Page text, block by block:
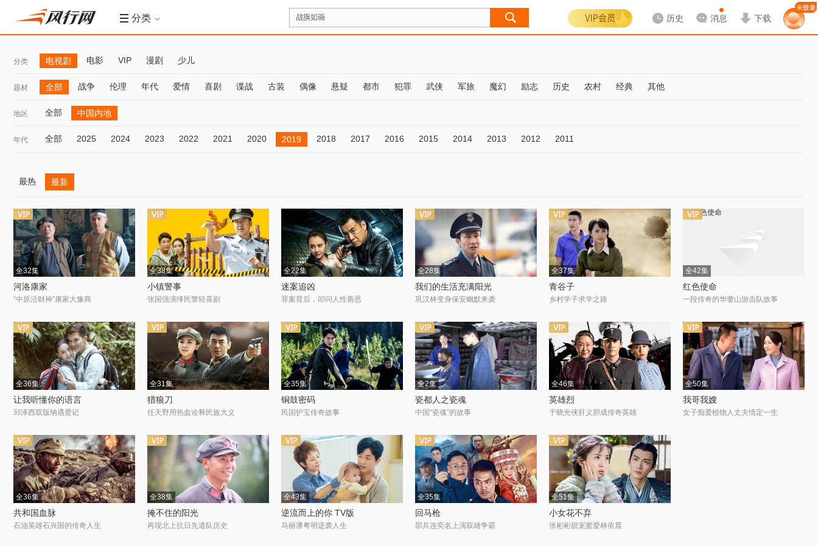
分类 历史 消息 下载
分类 电视剧 电影 VIP 漫剧 少儿
题材 全部 战争 伦理 年代 爱情 喜剧 谍战 古装 偶像 悬疑 都市 犯罪 武侠 军旅 魔幻 励志 历史 农村 经典 其他
地区 全部 中国内地
年代 全部 2025 2024 2023 2022 2021 2020 2019 2018 2017 2016 2015 2014 2013 2012 2011
最热 最新
全32集
河洛康家
“中原活财神”康家大豫商
全38集
小镇警事
张国强演绎民警轻喜剧
全22集
迷案追凶
罪案背后，叩问人性善恶
全28集
我们的生活充满阳光
巩汉林变身保安幽默来袭
全37集
青谷子
乡村学子求学之路
全42集
红色使命
一段传奇的华蓥山游击队故事
全36集
让我听懂你的语言
邱泽西双版纳遇爱记
全31集
猎狼刀
任天野用热血诠释民族大义
全35集
铜鼓密码
民国护宝传奇故事
全2集
瓷都人之瓷魂
中国“瓷魂”的故事
全46集
英雄烈
于晓光侠肝义胆成传奇英雄
全50集
我哥我嫂
女子痴爱植物人丈夫情定一生
全36集
共和国血脉
石油英雄石兴国的传奇人生
全38集
掩不住的阳光
再现北上抗日先遣队历史
全43集
逆流而上的你 TV版
马丽潘粤明逆袭人生
全35集
回马枪
邵兵连奕名上演双雄争霸
全51集
小女花不弃
张彬彬甜宠蜜爱林依晨